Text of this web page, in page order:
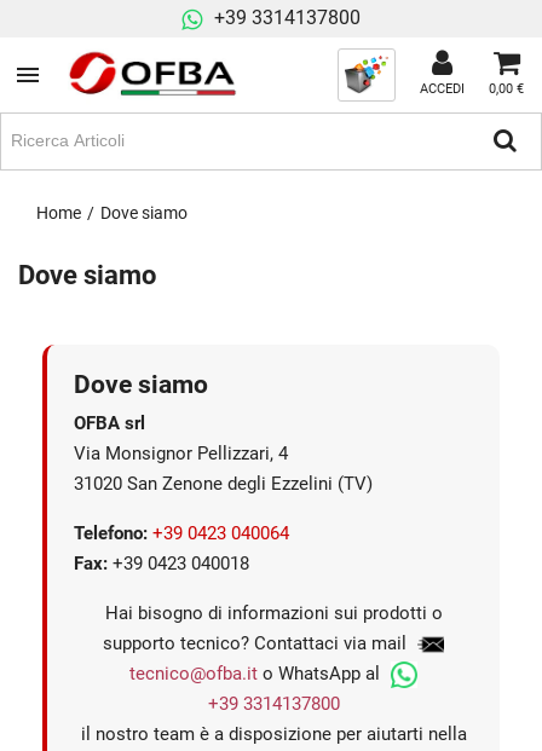
+39 3314137800
ACCEDI 0,00 €
Home Dove siamo
Dove siamo
Dove siamo
OFBA srl
Via Monsignor Pellizzari, 4
31020 San Zenone degli Ezzelini (TV)
Telefono: +39 0423 040064
Fax: +39 0423 040018
Hai bisogno di informazioni sui prodotti o
supporto tecnico? Contattaci via mail
tecnico@ofba.it o WhatsApp al
+39 3314137800
il nostro team è a disposizione per aiutarti nella